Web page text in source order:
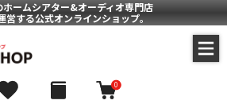
ームシアター&オーディオ専門店
営する公式オンラインショップ。
0